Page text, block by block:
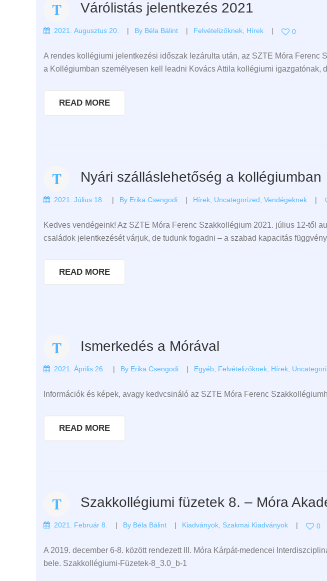
Várólistás jelentkezés 2021
2021. Augusztus 20. By Béla Bálint Felvételizőknek Hírek 0
A rendes kollégiumi jelentkezési időszak lezárulta után, az SZTE Móra
a Kollégiumban személyesen kell leadni Kovács Attila kollégiumi igazgatónak,
READ MORE
Nyári szálláslehetőség a kollégiumban
2021. Július 18. By Erika.csengodi Hírek Uncategorized Vendégeknek
Kedves vendégeink! Az SZTE Móra Ferenc Szakkollégium 2021. július 12-től
családok jelentkezését várjuk, de tudunk fogadni – a szabad kapacitás
READ MORE
Ismerkedés a Mórával
2021. Április 26. By Erika.csengodi Egyéb Felvételizőknek Hírek
Információk és képek, avagy kedvcsináló az SZTE Móra Ferenc
READ MORE
Szakkollégiumi füzetek 8. – Móra
2021. Február 8. By Béla Bálint Kiadványok Szakmai Kiadványok 0
A 2019. december 6-8. között rendezett III. Móra Kárpát-medencei
bele. Szakkollégiumi-Füzetek-8_3.0_b-1